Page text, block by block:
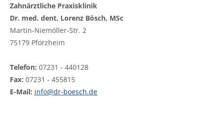
Zahnärztliche Praxisklinik
Dr. med. dent. Lorenz Bösch, MSc
Martin-Niemöller-Str. 2
75179 Pforzheim
Telefon: 07231 - 440128
Fax: 07231 - 455815
E-Mail: info@dr-boesch.de